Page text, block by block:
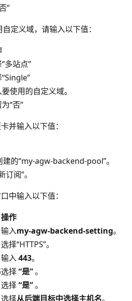
”
定义域，请输入以下值：
多站点”
使用的自定义域。
“否”
并输入以下值：
的“my-agw-backend-pool”。
订阅”。
中输入以下值：
操作
输入my-agw-backend-setting。
选择“HTTPS”。
输入443。
选择“是”。
选择“是”。
选择从后端目标中选择主机名。